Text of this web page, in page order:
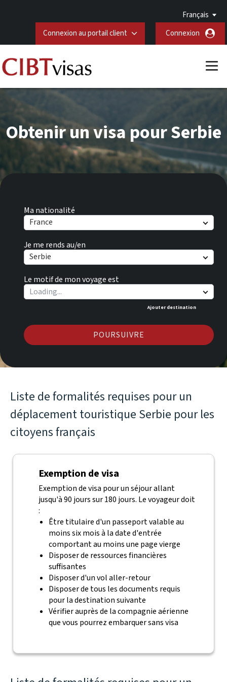
Français
Connexion au portail client
Connexion
Ma nationalité
France
Je me rends au/en
Serbie
Le motif de mon voyage est
Ajouter destination
POURSUIVRE
Obtenir un visa pour Serbie
Liste de formalités requises pour un
déplacement touristique Serbie pour les
citoyens français
Exemption de visa
Exemption de visa pour un séjour allant
jusqu'à 90 jours sur 180 jours. Le voyageur doit
:
Être titulaire d'un passeport valable au
moins six mois à la date d'entrée
comportant au moins une page vierge
Disposer de ressources financières
suffisantes
Disposer d'un vol aller-retour
Disposer de tous les documents requis
pour la destination suivante
Vérifier auprès de la compagnie aérienne
que vous pourrez embarquer sans visa